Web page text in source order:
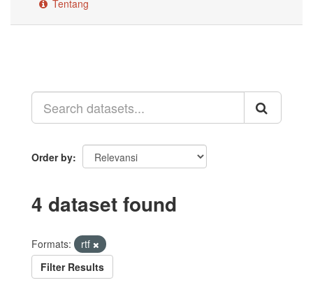
Tentang
Order by
4 dataset found
Formats:
rtf
Filter Results